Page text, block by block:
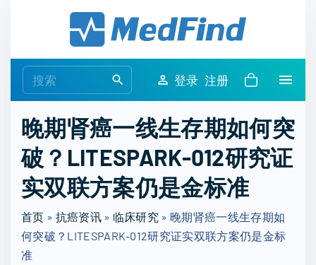
e
r
c
h
f
r
登录 注册
晚期肾癌一线生存期如何突
破？LITESPARK-012研究证
实双联方案仍是金标准
首页 » 抗癌资讯» 临床研究 »晚期肾癌一线生存期如
何突破？LITESPARK-012研究证实双联方案仍是金标
准